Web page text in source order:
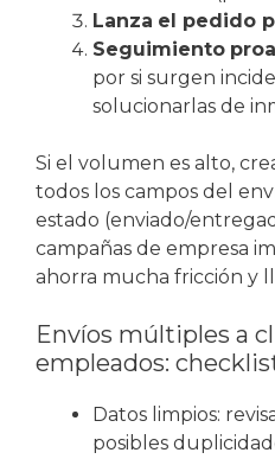
Lanza el pedido
Seguimiento
por si surgen
solucionarlas de
Si el volumen es alto,
todos los campos del
estado (enviado/
campañas de empresa
ahorra mucha fricción y
Envíos múltiples a
empleados:
Datos limpios:
posibles